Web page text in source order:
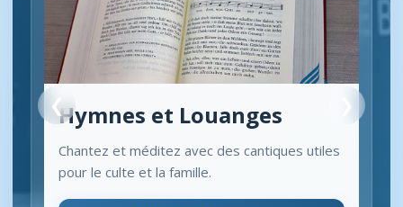
❮Hymnes et Louanges
Chantez et méditez avec des cantiques utiles
pour le culte et la famille.
❯